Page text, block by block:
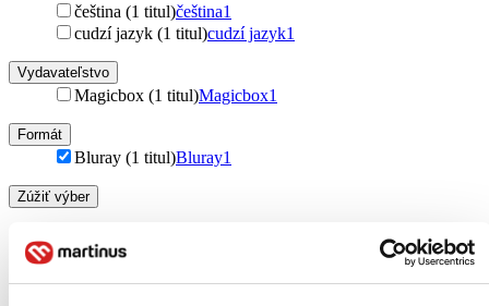
čeština (1 titul)čeština1
cudzí jazyk (1 titul)cudzí jazyk1
Vydavateľstvo
Magicbox (1 titul)Magicbox1
Formát
Bluray (1 titul)Bluray1
Zúžiť výber
Zoradiť